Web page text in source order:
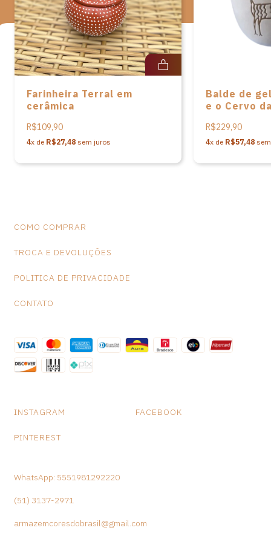
Cerâmica Serra da Capivara.
Ao adquirir esta peça, você ajuda a valorizar o artesanato e
a cultura brasileira.
*Observação: Produtos artesanais podem apresentar alterações
de dimensões e variações de cores, o que não caracteriza falhas
Farinheira Terral em
cerâmica
R$109,90
4x de R$27,48 sem juros
Balde de
e o Cervo
R$229,90
4x de R$57,48
COMO COMPRAR
TROCA E DEVOLUÇÕES
POLITICA DE PRIVACIDADE
CONTATO
INSTAGRAM FACEBOOK
PINTEREST
WhatsApp: 5551981292220
(51) 3137-2971
armazemcoresdobrasil@gmail.com